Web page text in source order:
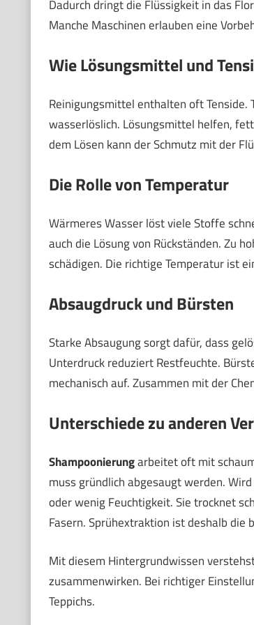
Dadurch dringt die Flüssigkeit in das
Manche Maschinen erlauben eine
Wie Lösungsmittel und
Reinigungsmittel enthalten oft Tenside.
wasserlöslich. Lösungsmittel helfen,
dem Lösen kann der Schmutz mit der
Die Rolle von Temperatur
Wärmeres Wasser löst viele Stoffe
auch die Lösung von Rückständen. Zu
schädigen. Die richtige Temperatur ist
Absaugdruck und Bürsten
Starke Absaugung sorgt dafür, dass
Unterdruck reduziert Restfeuchte.
mechanisch auf. Zusammen mit der
Unterschiede zu anderen
Shampoonierungarbeitet oft mit
muss gründlich abgesaugt werden.
oder wenig Feuchtigkeit. Sie trocknet
Fasern. Sprühextraktion ist deshalb die
Mit diesem Hintergrundwissen
zusammenwirken. Bei richtiger
Teppichs.